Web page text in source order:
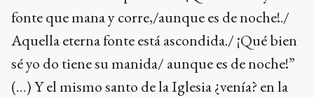
fonte que mana y corre,/aunque es de noche!./
Aquella eterna fonte está ascondida./ ¡Qué bien
sé yo do tiene su manida/ aunque es de noche!”
(…) Y el mismo santo de la Iglesia ¿venía? en la